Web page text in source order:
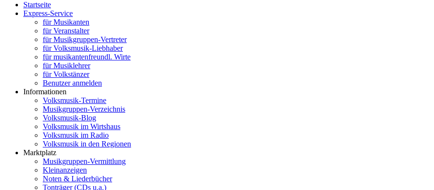
Startseite
Express-Service
für Musikanten
für Veranstalter
für Musikgruppen-Vertreter
für Volksmusik-Liebhaber
für musikantenfreundl. Wirte
für Musiklehrer
für Volkstänzer
Benutzer anmelden
Informationen
Volksmusik-Termine
Musikgruppen-Verzeichnis
Volksmusik-Blog
Volksmusik im Wirtshaus
Volksmusik im Radio
Volksmusik in den Regionen
Marktplatz
Musikgruppen-Vermittlung
Kleinanzeigen
Noten & Liederbücher
Tonträger (CDs u.a.)